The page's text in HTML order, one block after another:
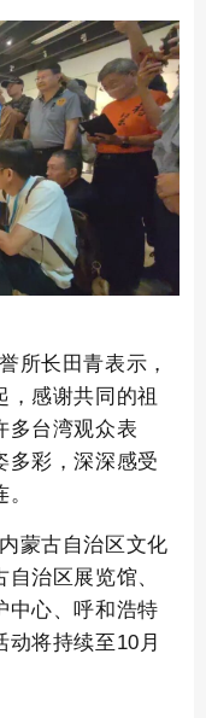
所长田青表示，
，感谢共同的祖
多台湾观众表
多彩，深深感受
蒙古自治区文化
治区展览馆、
中心、呼和浩特
将持续至10月